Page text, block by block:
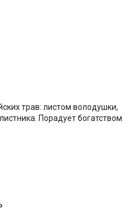
трав: листом володушки,
Порадует богатством